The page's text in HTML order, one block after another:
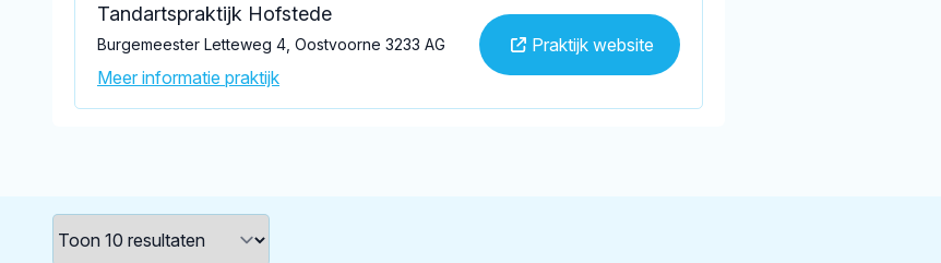
Tandartspraktijk Hofstede
Burgemeester Letteweg 4, Oostvoorne 3233 AG
Meer informatie praktijk
Praktijk website